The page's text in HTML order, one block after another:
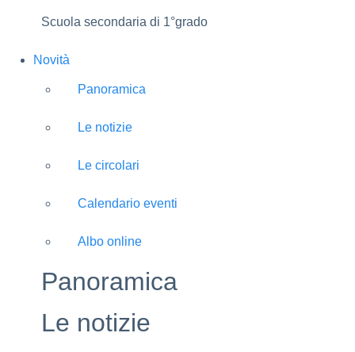
Scuola secondaria di 1°grado
Novità
Panoramica
Le notizie
Le circolari
Calendario eventi
Albo online
Panoramica
Le notizie